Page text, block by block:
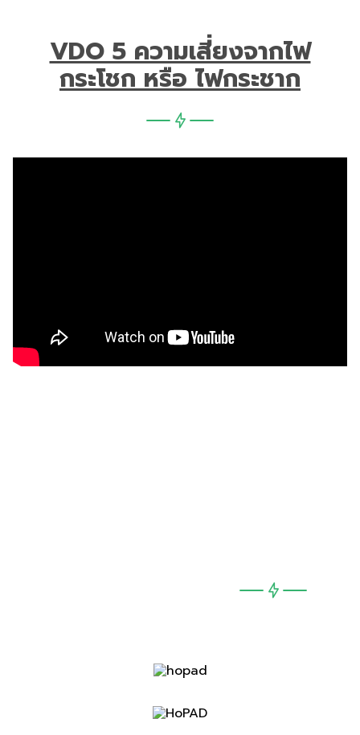
VDO 5 ความเสี่ยงจากไฟ
กระโชก หรือ ไฟกระชาก